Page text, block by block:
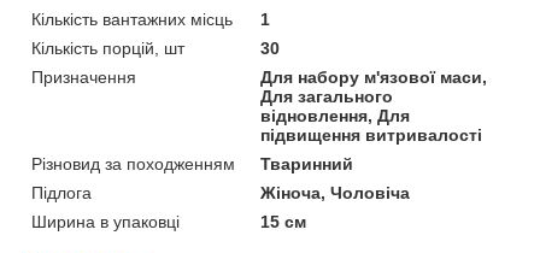
Кількість вантажних місць
1
Кількість порцій, шт
30
Призначення
Для набору м'язової маси,
Для загального
відновлення, Для
підвищення витривалості
Різновид за походженням
Тваринний
Підлога
Жіноча, Чоловіча
Ширина в упаковці
15 см